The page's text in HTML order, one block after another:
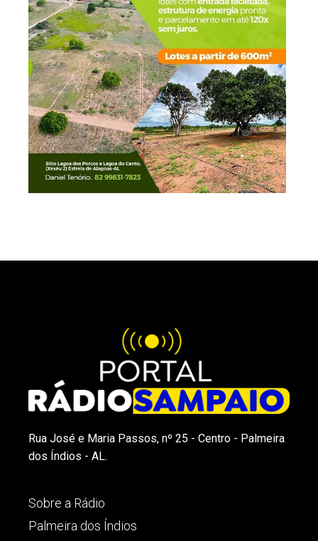
Rua José e Maria Passos, nº 25 - Centro - Palmeira
dos Índios - AL.
Sobre a Rádio
Palmeira dos Índios